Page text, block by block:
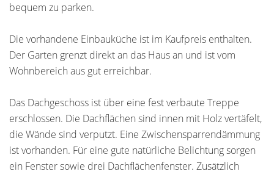
bequem zu parken.
Die vorhandene Einbauküche ist im Kaufpreis enthalten.
Der Garten grenzt direkt an das Haus an und ist vom
Wohnbereich aus gut erreichbar.
Das Dachgeschoss ist über eine fest verbaute Treppe
erschlossen. Die Dachflächen sind innen mit Holz vertäfelt,
die Wände sind verputzt. Eine Zwischensparrendämmung
ist vorhanden. Für eine gute natürliche Belichtung sorgen
ein Fenster sowie drei Dachflächenfenster. Zusätzlich